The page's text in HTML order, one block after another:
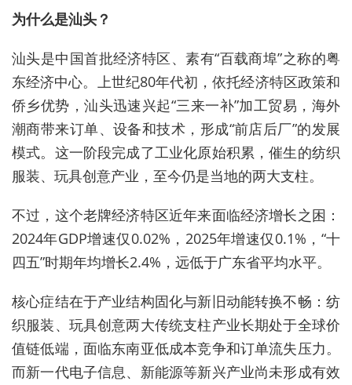
为什么是汕头？
汕头是中国首批经济特区、素有“百载商埠”之称的粤
东经济中心。上世纪80年代初，依托经济特区政策和
侨乡优势，汕头迅速兴起“三来一补”加工贸易，海外
潮商带来订单、设备和技术，形成“前店后厂”的发展
模式。这一阶段完成了工业化原始积累，催生的纺织
服装、玩具创意产业，至今仍是当地的两大支柱。
不过，这个老牌经济特区近年来面临经济增长之困：
2024年GDP增速仅0.02%，2025年增速仅0.1%，“十
四五”时期年均增长2.4%，远低于广东省平均水平。
核心症结在于产业结构固化与新旧动能转换不畅：纺
织服装、玩具创意两大传统支柱产业长期处于全球价
值链低端，面临东南亚低成本竞争和订单流失压力。
而新一代电子信息、新能源等新兴产业尚未形成有效